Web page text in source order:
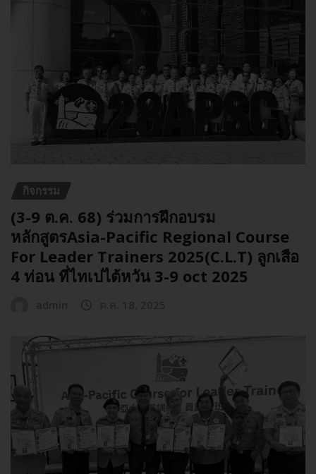
กิจกรรม
(3-9 ต.ค. 68) ร่วมการฝึกอบรม
หลักสูตรAsia-Pacific Regional Course
For Leader Trainers 2025(C.L.T) ลูกเสือ
4 ท่อน ที่ไทเปไต้หวัน 3-9 oct 2025